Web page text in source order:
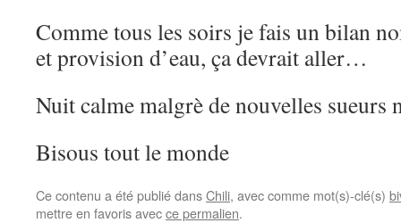
Comme tous les soirs je fais un bilan
et provision d’eau, ça devrait aller…
Nuit calme malgrè de nouvelles sueurs
Bisous tout le monde
Ce contenu a été publié dansChili, avec comme mot(s)-clé(s)
mettre en favoris avecce permalien.